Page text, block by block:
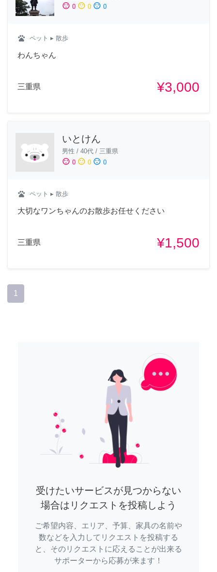
sentiment_satisfied 0 sentiment_neutral 0 sentiment_dissatisfied 0
pets ペット ▸ 散歩
わんちゃん
三重県 ¥3,000
いとけん
男性 / 40代 / 三重県
sentiment_satisfied 0 sentiment_neutral 0 sentiment_dissatisfied 0
pets ペット ▸ 散歩
大切なワンちゃんのお散歩お任せください
三重県 ¥1,500
1
受けたいサービスが見つからない
場合はリクエストを投稿しよう
ご希望内容、エリア、予算、家具の名前や
数などを入力してリクエストを投稿する
と、そのリクエストに応えることが出来る
サポーターから応募が来ます！